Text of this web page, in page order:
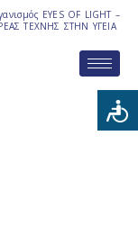
EYES OF LIGHT –
ΤΕΧΝΗΣ ΣΤΗΝ ΥΓΕΙΑ